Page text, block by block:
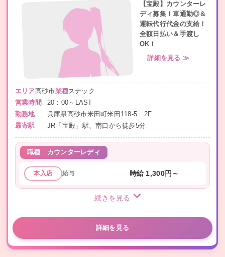
【宝殿】カウンターレ
ディ募集！車通勤◎＆
運転代行代金の支給！
全額日払い＆手渡し
OK！
詳細を見る ≫
エリア高砂市業種スナック
営業時間
20：00～LAST
勤務地
兵庫県高砂市米田町米田118-5 2F
最寄駅
JR「宝殿」駅、南口から徒歩5分
職種 カウンターレディ
本入店 給与 時給 1,300円～
続きを見る
詳細を見る